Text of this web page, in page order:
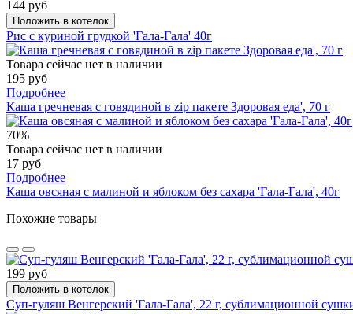
144 руб
Положить в котелок
Рис с куриной грудкой 'Гала-Гала' 40г
Товара сейчас нет в наличии
195 руб
Подробнее
Каша гречневая с говядиной в zip пакете Здоровая еда', 70 г
70%
Товара сейчас нет в наличии
17 руб
Подробнее
Каша овсяная с малиной и яблоком без сахара 'Гала-Гала', 40г
Похожие товары
199 руб
Положить в котелок
Суп-гуляш Венгерский 'Гала-Гала', 22 г, сублимационной